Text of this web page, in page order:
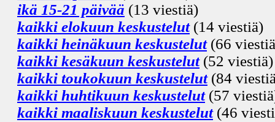
ikä 15-21 päivää (13 viestiä)
kaikki elokuun keskustelut(14 viestiä)
kaikki heinäkuun keskustelut(66
kaikki kesäkuun keskustelut(52 viestiä)
kaikki toukokuun keskustelut(84
kaikki huhtikuun keskustelut(57
kaikki maaliskuun keskustelut(46